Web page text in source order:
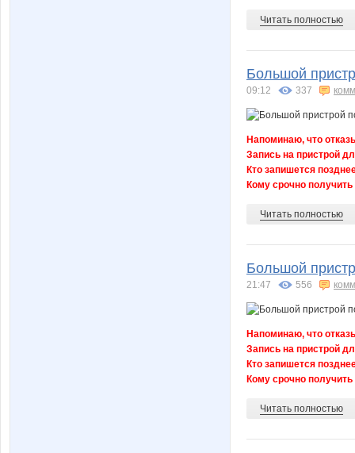
Читать полностью
Большой
09:12 337
Напоминаю, что
Запись на пристрой
Кто запишется
Кому срочно получить
Читать полностью
Большой
21:47 556
Напоминаю, что
Запись на пристрой
Кто запишется
Кому срочно получить
Читать полностью